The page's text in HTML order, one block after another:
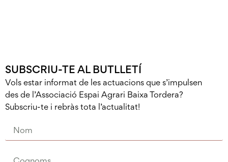
SUBSCRIU-TE AL BUTLLETÍ
Vols estar informat de les actuacions que s’impulsen
des de l’Associació Espai Agrari Baixa Tordera?
Subscriu-te i rebràs tota l’actualitat!